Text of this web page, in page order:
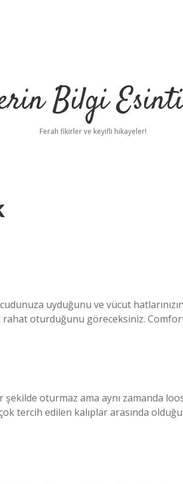
Bilgi
Ferah fikirler ve keyifli hikayeler!
uyduğunu ve vücut
oturduğunu göreceksiniz.
oturmaz ama aynı zamanda
tercih edilen kalıplar arasında